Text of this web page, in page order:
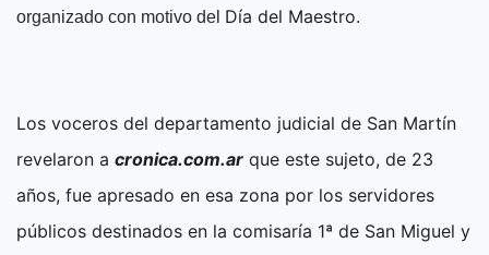
organizado con motivo del Día del Maestro.
Los voceros del departamento judicial de San Martín
revelaron a cronica.com.ar que este sujeto, de 23
años, fue apresado en esa zona por los servidores
públicos destinados en la comisaría 1ª de San Miguel y